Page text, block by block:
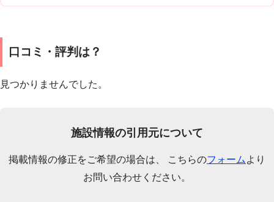
口コミ・評判は？
見つかりませんでした。
施設情報の引用元について
掲載情報の修正をご希望の場合は、 こちらのフォーム より
お問い合わせください。